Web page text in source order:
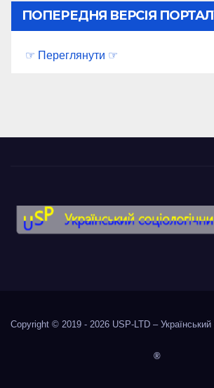
ПОПЕРЕДНЯ ВЕРСІЯ
☞ Переглянути ☞
Copyright © 2019 - 2026 USP-LTD – Український
®